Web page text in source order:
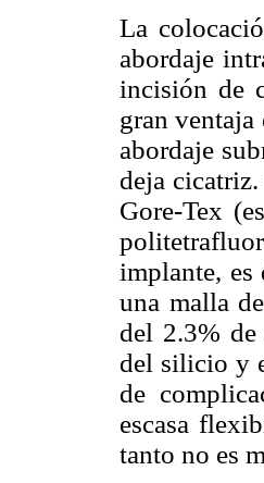
La
abordaje
incisión de
gran ventaja
abordaje
deja
Gore-Tex
implante, es
una malla
del 2.3%
del silicio y
de
escasa
tanto no es